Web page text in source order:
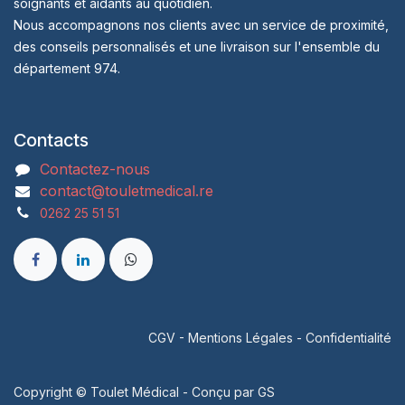
soignants et aidants au quotidien.
Nous accompagnons nos clients avec un service de proximité,
des conseils personnalisés et une livraison sur l'ensemble du
département 974.
Contacts
Contactez-nous
contact@touletmedical.re
0262 25 51 51
CGV - Mentions Légales - Confidentialité
Copyright © Toulet Médical - Conçu par GS